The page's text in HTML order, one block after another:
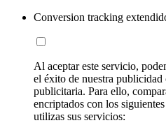
Conversion tracking
Al aceptar este servicio,
el éxito de nuestra
publicitaria. Para ello,
encriptados con los
utilizas sus servicios: